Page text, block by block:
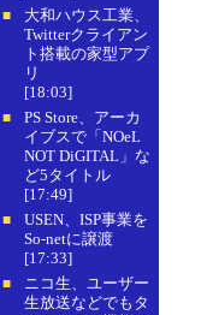
■
大和ハウス工業、
Twitterクライアン
ト搭載の家型アプ
リ
[18:03]
■
PS Store、アーカ
イブスで「NOeL
NOT DiGITAL」な
ど5タイトル
[17:49]
■
USEN、ISP事業を
So-netに譲渡
[17:33]
■
ニコ生、ユーザー
生放送などでもタ